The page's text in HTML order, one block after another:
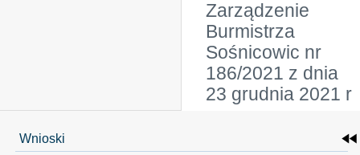
Zarządzenie
Burmistrza
Sośnicowic nr
186/2021 z dnia
23 grudnia 2021 r
Wnioski